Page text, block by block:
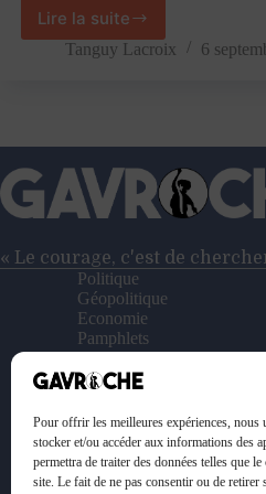
Pour offrir les meilleures expériences, nous
stocker et/ou accéder aux informations des
permettra de traiter des données telles que
site. Le fait de ne pas consentir ou de
Lire la suite
ZFE
:
des
laissés-
pour-
compte
Tanguy Lacroix 6
« Le courage, c'est de
Politique
Géopolitique
Economie
Pamphlets
Entretiens
Reportages
Le Petit Gavroche